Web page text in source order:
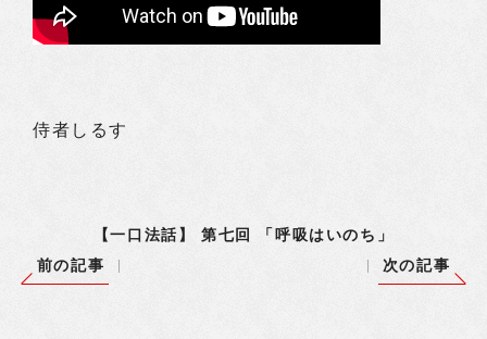
侍者しるす
【一口法話】 第七回 「呼吸はいのち」
前の記事
次の記事